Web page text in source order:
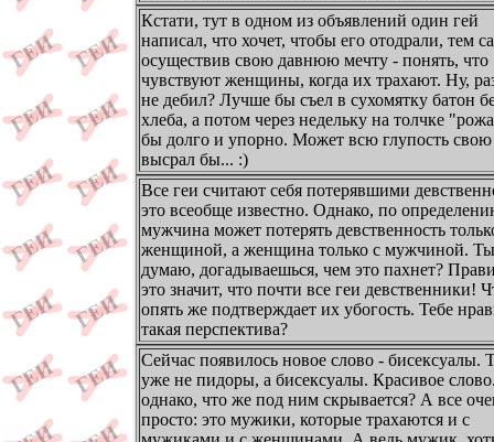
Кстати, тут в одном из объявлений один гей
написал, что хочет, чтобы его отодрали, тем
осуществив свою давнюю мечту - понять, что
чувствуют женщины, когда их трахают. Ну,
не дебил? Лучше бы съел в сухомятку батон
хлеба, а потом через недельку на толчке
бы долго и упорно. Может всю глупость
высрал бы... :)
Все геи считают себя потерявшими
это всеобще известно. Однако, по
мужчина может потерять девственность
женщиной, а женщина только с мужчиной.
думаю, догадываешься, чем это пахнет?
это значит, что почти все геи девственники!
опять же подтверждает их убогость. Тебе
такая перспектива?
Сейчас появилось новое слово - бисексуалы.
уже не пидоры, а бисексуалы. Красивое
однако, что же под ним скрывается? А все
просто: это мужики, которые трахаются и с